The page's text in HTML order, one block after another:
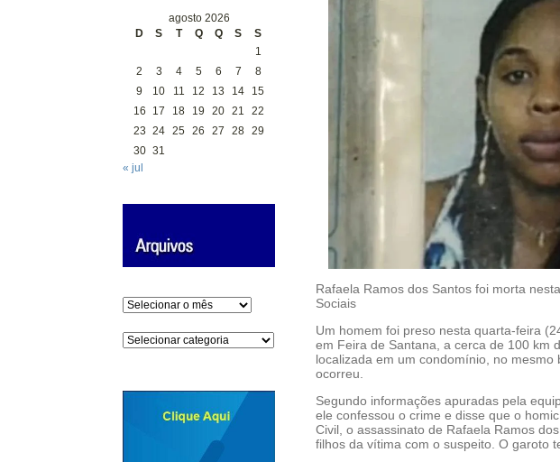
agosto 2026
D
S T Q Q S
S
1
2
3 4 5 6 7
8
9
10 11 12 13 14
15
16
17 18 19 20 21
22
23 24 25 26 27 28 29
30 31
« jul
Arquivos
Categorias
Rafaela Ramos dos Santos foi morta
Sociais
Um homem foi preso nesta quarta-feira
em Feira de Santana, a cerca de 100 km
localizada em um condomínio, no
ocorreu.
Segundo informações apuradas pela
ele confessou o crime e disse que o
Civil, o assassinato de Rafaela Ramos
filhos da vítima com o suspeito. O garoto